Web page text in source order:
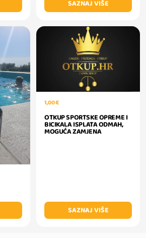
SAZNAJ VIŠE
1,00 €
OTKUP SPORTSKE OPREME I
BICIKALA ISPLATA ODMAH,
MOGUĆA ZAMJENA
SAZNAJ VIŠE